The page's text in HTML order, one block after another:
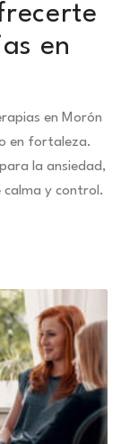
en
en Morón
en fortaleza.
la ansiedad,
calma y control.